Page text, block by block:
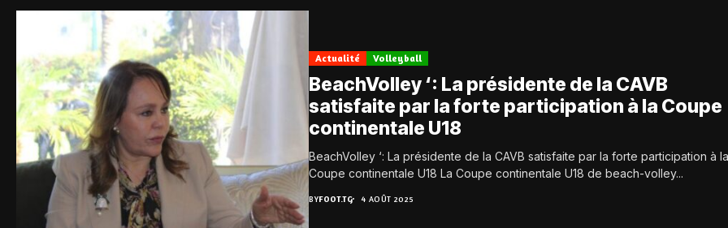
Actualité Volleyball
BeachVolley ‘: La présidente de la CAVB
satisfaite par la forte participation à la Coupe
continentale U18
BeachVolley ‘: La présidente de la CAVB satisfaite par la forte participation à
Coupe continentale U18 La Coupe continentale U18 de beach-volley...
BYFOOT.TG 4 AOÛT 2025